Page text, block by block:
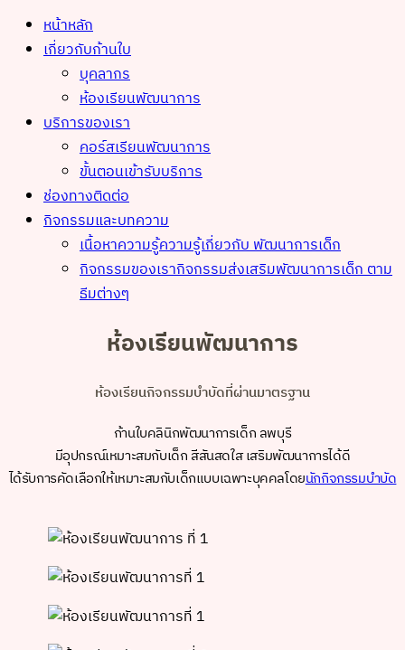
หน้าหลัก
เกี่ยวกับก้านใบ
บุคลากร
ห้องเรียนพัฒนาการ
บริการของเรา
คอร์สเรียนพัฒนาการ
ขั้นตอนเข้ารับบริการ
ช่องทางติดต่อ
กิจกรรมและบทความ
เนื้อหาความรู้ความรู้เกี่ยวกับ พัฒนาการเด็ก
กิจกรรมของเรากิจกรรมส่งเสริมพัฒนาการเด็ก ตาม
ธีมต่างๆ
ห้องเรียนพัฒนาการ
ห้องเรียนกิจกรรมบำบัดที่ผ่านมาตรฐาน
ก้านใบคลินิกพัฒนาการเด็ก ลพบุรี
มีอุปกรณ์เหมาะสมกับเด็ก สีสันสดใส เสริมพัฒนาการได้ดี
ได้รับการคัดเลือกให้เหมาะสมกับเด็กแบบเฉพาะบุคคลโดยนักกิจกรรมบำบัด